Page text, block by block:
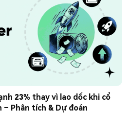
23% thay vì lao dốc khi cổ
Phân tích & Dự đoán